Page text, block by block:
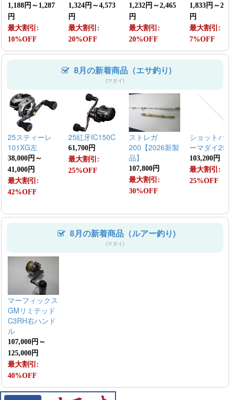
1,188円～1,287
円
最大割引:
10%OFF
1,324円～4,573
円
最大割引:
20%OFF
1,232円～2,465
円
最大割引:
20%OFF
1,833円～
円
最大割引:
7%OFF
8月の新着商品（エサ釣り)
(マダイ)
25スティーレ
101XG左
38,000円～
41,000円
最大割引:
42%OFF
25紅牙IC150C
61,700円
最大割引:
25%OFF
ストレガ
200【2026新製
品】
107,800円
最大割引:
30%OFF
ショットバ
ーマダイ255
103,200円
最大割引:
25%OFF
8月の新着商品（ルアー釣り)
(マダイ)
マーフィックス
GMリミテッド
C3RH右ハンド
ル
107,000円～
125,000円
最大割引:
40%OFF